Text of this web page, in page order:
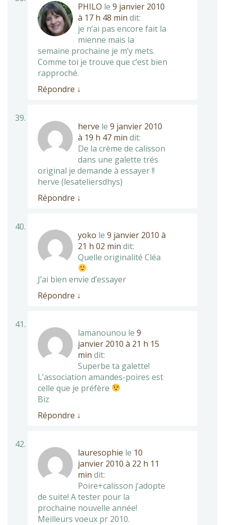
PHILO le 9 janvier 2010
à 17 h 48 min dit:
je n’ai pas encore fait la
mienne mais la
semaine prochaine je m’y mets.
Comme toi je trouve que c’est bien
rapproché.
Répondre ↓
herve le 9 janvier 2010
à 19 h 47 min dit:
De la crème de calisson
dans une galette trés
original je demande à essayer !!
herve (lesateliersdhys)
Répondre ↓
yoko le 9 janvier 2010 à
21 h 02 min dit:
Quelle originalité Cléa
J’ai bien envie d’essayer
Répondre ↓
lamanounou le 9
janvier 2010 à 21 h 15
min dit:
Superbe ta galette!
L’association amandes-poires est
celle que je préfère
Biz
Répondre ↓
lauresophie le 10
janvier 2010 à 22 h 11
min dit:
Poire+calisson j’adopte
de suite! A tester pour la
prochaine nouvelle année!
Meilleurs voeux pr 2010.